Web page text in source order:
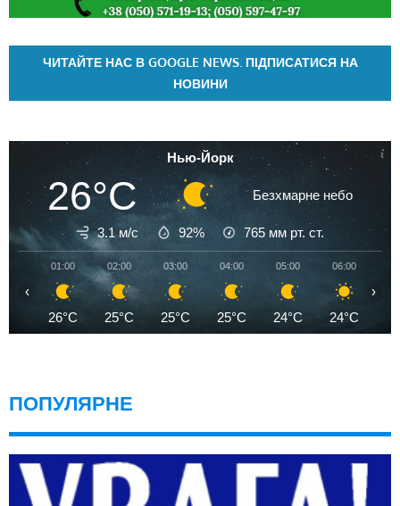
ЧИТАЙТЕ НАС В GOOGLE NEWS. ПІДПИСАТИСЯ НА
НОВИНИ
Нью-Йорк
26°C Безхмарне небо
3.1 м/с 92% 765 мм рт. ст.
01:00
26°C
02:00
25°C
03:00
25°C
04:00
25°C
05:00
24°C
06:00
24°C
‹ ›
ПОПУЛЯРНЕ